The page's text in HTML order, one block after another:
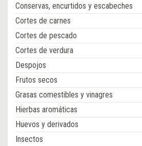
Conservas, encurtidos y escabeches
Cortes de carnes
Cortes de pescado
Cortes de verdura
Despojos
Frutos secos
Grasas comestibles y vinagres
Hierbas aromáticas
Huevos y derivados
Insectos